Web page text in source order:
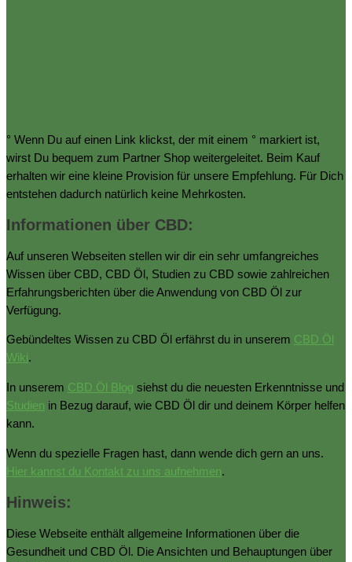
° Wenn Du auf einen Link klickst, der mit einem ° markiert ist,
wirst Du bequem zum Partner Shop weitergeleitet. Beim Kauf
erhalten wir eine kleine Provision für unsere Empfehlung. Für Dich
entstehen dadurch natürlich keine Mehrkosten.
Informationen über CBD:
Auf unseren Webseiten stellen wir dir ein sehr umfangreiches
Wissen über CBD, CBD Öl, Studien zu CBD sowie zahlreichen
Erfahrungsberichten über die Anwendung von CBD Öl zur
Verfügung.
Gebündeltes Wissen zu CBD Öl erfährst du in unserem CBD Öl
Wiki.
In unserem CBD Öl Blog siehst du die neuesten Erkenntnisse und
Studien in Bezug darauf, wie CBD Öl dir und deinem Körper helfen
kann.
Wenn du spezielle Fragen hast, dann wende dich gern an uns.
Hier kannst du Kontakt zu uns aufnehmen.
Hinweis:
Diese Webseite enthält allgemeine Informationen über die
Gesundheit und CBD Öl. Die Ansichten und Behauptungen über